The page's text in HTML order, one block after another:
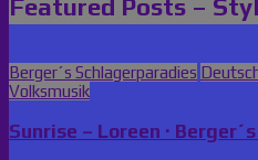
Featured Posts –
Posted
in
Berger´s Schlagerparadies
Volksmusik
Sunrise – Loreen ·